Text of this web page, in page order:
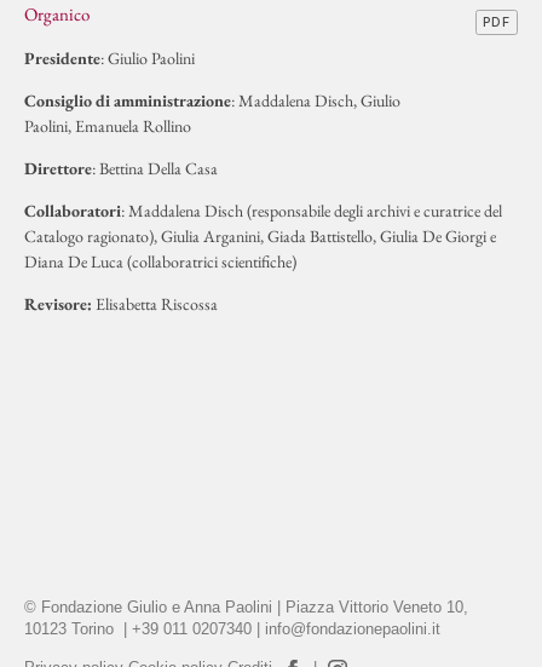
PDF
Organico
Presidente: Giulio Paolini
Consiglio di amministrazione: Maddalena Disch, Giulio
Paolini, Emanuela Rollino
Direttore: Bettina Della Casa
Collaboratori: Maddalena Disch (responsabile degli archivi e curatrice del
Catalogo ragionato), Giulia Arganini, Giada Battistello, Giulia De Giorgi e
Diana De Luca (collaboratrici scientifiche)
Revisore: Elisabetta Riscossa
© Fondazione Giulio e Anna Paolini | Piazza Vittorio Veneto 10,
10123 Torino | +39 011 0207340 | info@fondazionepaolini.it